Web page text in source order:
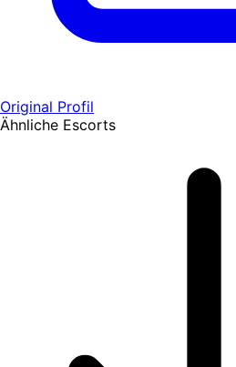
Original Profil
Ähnliche Escorts